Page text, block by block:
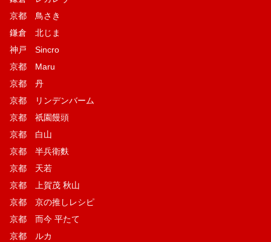
京都 鳥さき
鎌倉 北じま
神戸 Sincro
京都 Maru
京都 丹
京都 リンデンバーム
京都 祇園饅頭
京都 白山
京都 半兵衛麩
京都 天若
京都 上賀茂 秋山
京都 京の推しレシピ
京都 而今 平たて
京都 ルカ